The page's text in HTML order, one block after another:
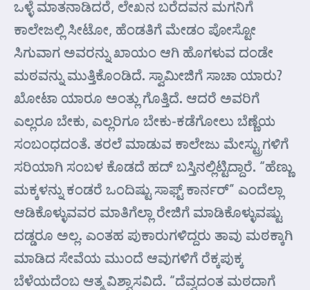
ಒಳ್ಳೆ ಮಾತನಾಡಿದರೆ, ಲೇಖನ ಬರೆದವನ ಮಗನಿಗೆ
ಕಾಲೇಜಲ್ಲಿ ಸೀಟೋ, ಹೆಂಡತಿಗೆ ಮೇಡಂ ಪೋಸ್ಟೋ
ಸಿಗುವಾಗ ಅವರನ್ನು ಖಾಯಂ ಆಗಿ ಹೊಗಳುವ ದಂಡೇ
ಮಠವನ್ನು ಮುತ್ತಿಕೊಂಡಿದೆ. ಸ್ವಾಮೀಜಿಗೆ ಸಾಚಾ ಯಾರು?
ಖೋಟಾ ಯಾರೂ ಅಂತ್ಲು ಗೊತ್ತಿದೆ. ಆದರೆ ಅವರಿಗೆ
ಎಲ್ಲರೂ ಬೇಕು, ಎಲ್ಲರಿಗೂ ಬೇಕು-ಕಡೆಗೋಲು ಬೆಣ್ಣೆಯ
ಸಂಬಂಧದಂತೆ. ತರಲೆ ಮಾಡುವ ಕಾಲೇಜು ಮೇಸ್ಟ್ರುಗಳಿಗೆ
ಸರಿಯಾಗಿ ಸಂಬಳ ಕೊಡದೆ ಹದ್ ಬಸ್ತಿನಲ್ಲಿಟ್ಟಿದ್ದಾರೆ. “ಹೆಣ್ಣು
ಮಕ್ಕಳನ್ನು ಕಂಡರೆ ಒಂದಿಷ್ಟು ಸಾಫ್ಟ್‌ ಕಾರ್ನರ್” ಎಂದೆಲ್ಲಾ
ಆಡಿಕೊಳ್ಳುವವರ ಮಾತಿಗೆಲ್ಲಾ ರೇಜಿಗೆ ಮಾಡಿಕೊಳ್ಳುವಷ್ಟು
ದಡ್ಡರೂ ಅಲ್ಲ. ಎಂತಹ ಪುಕಾರುಗಳಿದ್ದರು ತಾವು ಮಠಕ್ಕಾಗಿ
ಮಾಡಿದ ಸೇವೆಯ ಮುಂದೆ ಆವುಗಳಿಗೆ ರೆಕ್ಕಪುಕ್ಕ
ಬೆಳೆಯದೆಂಬ ಆತ್ಮ ವಿಶ್ವಾಸವಿದೆ. “ದೆವ್ವದಂತ ಮಠದಾಗೆ